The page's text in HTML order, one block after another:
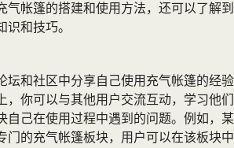
气帐篷的搭建和使用方法，还可以了解到
识和技巧。
坛和社区中分享自己使用充气帐篷的经验
，你可以与其他用户交流互动，学习他们
自己在使用过程中遇到的问题。例如，某
门的充气帐篷板块，用户可以在该板块中